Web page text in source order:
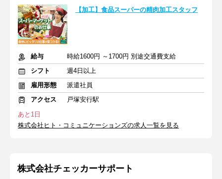
【加工】食品スーパーの精肉加工スタッフ
給与
時給1600円 ～1700円 別途交通費支給
シフト
週4日以上
雇用形態
派遣社員
アクセス
戸塚安行駅
あと1日
株式会社ヒト・コミュニケーションズの求人一覧を見る
株式会社チェッカーサポート